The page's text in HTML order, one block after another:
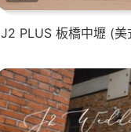
J2 PLUS 板橋中壢 (